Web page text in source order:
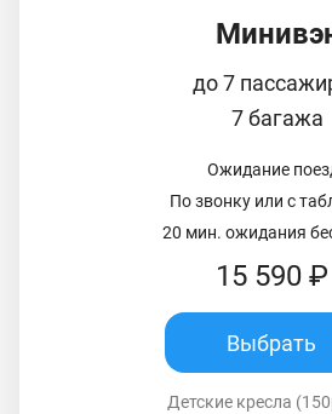
до 7
7 багажа
Ожидание
По звонку или с
20 мин. ожидания
15 590 ₽
Выбрать
Детские кресла